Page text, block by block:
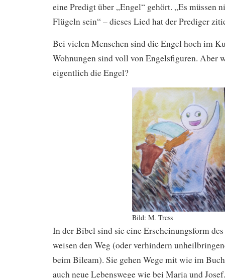
eine Predigt über „Engel“ gehört. „Es müssen
Flügeln sein“ – dieses Lied hat der Prediger
Bei vielen Menschen sind die Engel hoch im
Wohnungen sind voll von Engelsfiguren. Aber
eigentlich die Engel?
Bild: M. Tress
In der Bibel sind sie eine Erscheinungsform
weisen den Weg (oder verhindern
beim Bileam). Sie gehen Wege mit wie im
auch neue Lebenswege wie bei Maria und